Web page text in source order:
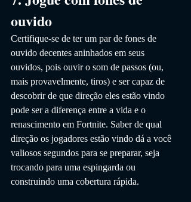
ouvido
Certifique-se de ter um par de fones de
ouvido decentes aninhados em seus
ouvidos, pois ouvir o som de passos (ou,
mais provavelmente, tiros) e ser capaz de
descobrir de que direção eles estão vindo
pode ser a diferença entre a vida e o
renascimento em Fortnite. Saber de qual
direção os jogadores estão vindo dá a você
valiosos segundos para se preparar, seja
trocando para uma espingarda ou
construindo uma cobertura rápida.